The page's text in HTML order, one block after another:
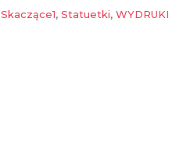
Skaczące1,Statuetki,WYDRUKI